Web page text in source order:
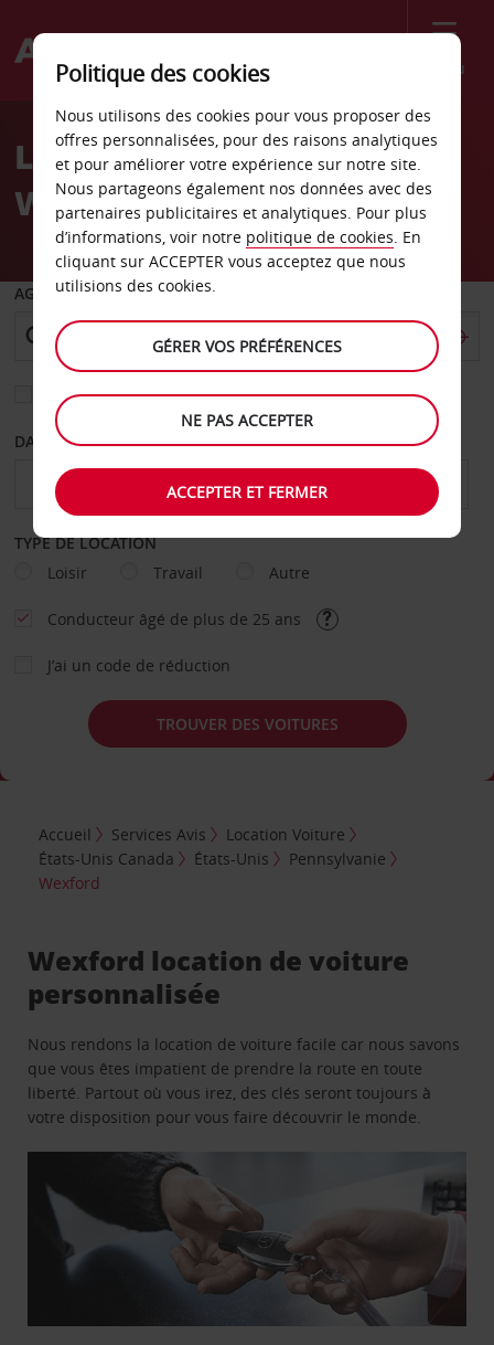
Menu
Welcome
AvisLocation de voiture
Wexford
AGENCE DE DÉPART
Sélectionnez une autre agence de retour
DATE DE DÉPART DATE DE RETOUR
TYPE DE LOCATION
Loisir
Travail Autre
Conducteur âgé de plus de 25 ans
J’ai un code de réduction
TROUVER DES VOITURES
Accueil Services Avis
Location Voiture
États-Unis Canada
États-Unis
Pennsylvanie
Wexford
Wexford location de voiture
personnalisée
Nous rendons la location de voiture facile car nous savons
que vous êtes impatient de prendre la route en toute
liberté. Partout où vous irez, des clés seront toujours à
votre disposition pour vous faire découvrir le monde.
Politique des cookies
Nous utilisons des cookies pour vous proposer des
offres personnalisées, pour des raisons analytiques
et pour améliorer votre expérience sur notre site.
Nous partageons également nos données avec des
partenaires publicitaires et analytiques. Pour plus
d’informations, voir notre politique de cookies. En
cliquant sur ACCEPTER vous acceptez que nous
utilisions des cookies.
GÉRER VOS PRÉFÉRENCES
NE PAS ACCEPTER
ACCEPTER ET FERMER